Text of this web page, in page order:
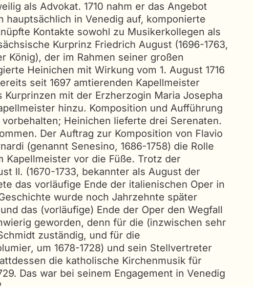
als Advokat. 1710 nahm er das Angebot
in Venedig auf, komponierte
Kontakte sowohl zu Musikerkollegen als
Kurprinz Friedrich August (1696-1763,
König), der im Rahmen seiner großen
Heinichen mit Wirkung vom 1. August 1716
seit 1697 amtierenden Kapellmeister
mit der Erzherzogin Maria Josepha
hinzu. Komposition und Aufführung
Heinichen lieferte drei Serenaten.
Der Auftrag zur Komposition von Flavio
(genannt Senesino, 1686-1758) die Rolle
Kapellmeister vor die Füße. Trotz der
II. (1670-1733, bekannter als August der
das vorläufige Ende der italienischen Oper in
wurde noch Jahrzehnte später
das (vorläufige) Ende der Oper den Wegfall
geworden, denn für die (inzwischen sehr
zuständig, und für die
um 1678-1728) und sein Stellvertreter
die katholische Kirchenmusik für
Das war bei seinem Engagement in Venedig